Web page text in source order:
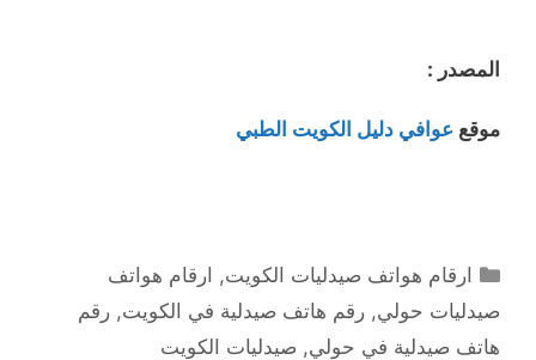
المصدر :
موقع عوافي دليل الكويت الطبي
التصنيفات
ارقام هواتف صيدليات الكويت, ارقام هواتف
صيدليات حولي, رقم هاتف صيدلية في الكويت, رقم
هاتف صيدلية في حولي, صيدليات الكويت